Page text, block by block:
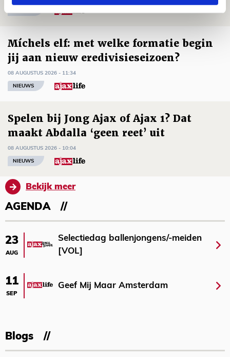
Míchels elf: met welke formatie begin
jij aan nieuw eredivisieseizoen?
08 AUGUSTUS 2026 - 11:34
NIEUWS
Spelen bij Jong Ajax of Ajax 1? Dat
maakt Abdalla ‘geen reet’ uit
08 AUGUSTUS 2026 - 10:04
NIEUWS
Bekijk meer
AGENDA
23
AUG
Selectiedag ballenjongens/-meiden
[VOL]
11
SEP
Geef Mij Maar Amsterdam
Blogs